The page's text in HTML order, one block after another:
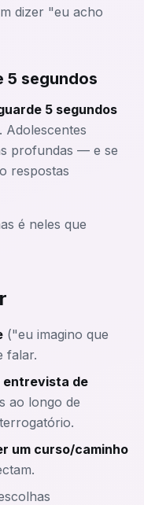
dizer "eu acho
5 segundos
5 segundos
. Adolescentes
profundas — e se
respostas
é neles que
("eu imagino que
falar.
entrevista de
ao longo de
um curso/caminho